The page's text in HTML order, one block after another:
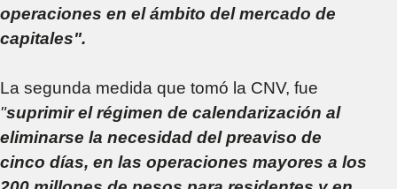
operaciones en el ámbito del mercado de
capitales".
La segunda medida que tomó la CNV, fue
"suprimir el régimen de calendarización al
eliminarse la necesidad del preaviso de
cinco días, en las operaciones mayores a los